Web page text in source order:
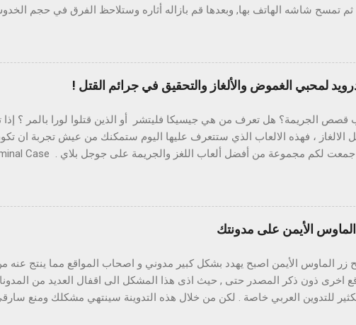
تمسح شاشه الهاتف بها, وبعدها قم بازاله أثاره وستلاحظ الفرق في حجم
أدوات الفضة , المكواة وحتى لمعان المغسلة. تنظيف الملابس: حيث يستخدم
المساحيق الدارجة وذلك بتركها على المكان المتسخ حتى يجف ثم تغسل
استخدام معجون الأسنان الذي يحتوي على مبيض في تنظيف البقع على
معجون الأسنان من أكثر الأدوات اللازمة في حالة وجود أي بقع على الخشب
إزالة الروائح المزعجة: بامكاننا استخدام القليل من معجون الأسنان في غسل
السمك, الثوم أو البصل . تنظيف الاحذيه (المطاطية) ل...
الجريمة؟ هل تعرف من هي جيسيكا فليتشر أو الذين قتلوا لورا بالمر ؟
الالغاز ، فهذه الالعاب الذي ستتعرف عليها اليوم ستمكنك من عيش تجربة ان
عليك الهروب من هذه الغرفة ، ولتقوم بذلك تحتاج الى حل سلسلة من
المضافة ، فكرتها تتبلور في فتح الأبواب للتنقل بين غرف البيت “غرفة
المطبخ ،،،إلخ، ولفتح هذه الأبوا...
الأيمن على مدونتك
زر الماوس الأيمن اصبح يهدد بشكل كبير مدوني و اصحاب المواقع مما ينتج
اخرى ذون ذكر المصدر حتى , حيث اذى هذا المشكل الى اقفال العديد من
للتدوين العربي خاصة . لكن من خلال هذه التدوينة سينتهي مشكلك ومنع سارقي